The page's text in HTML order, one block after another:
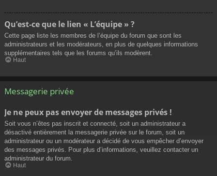
Qu’est-ce que le lien « L’équipe » ?
Cette page liste les membres de l’équipe du forum que sont les
administrateurs et les modérateurs, en plus de quelques informations
supplémentaires tels que les forums qu’ils modèrent.
Haut
Messagerie privée
Je ne peux pas envoyer de messages privés !
Soit vous n’êtes pas inscrit et connecté, soit un administrateur a
désactivé entièrement la messagerie privée sur le forum, soit un
administrateur ou un modérateur a décidé de vous empêcher d’envoyer
des messages privés. Pour plus d’informations, veuillez contacter un
administrateur du forum.
Haut